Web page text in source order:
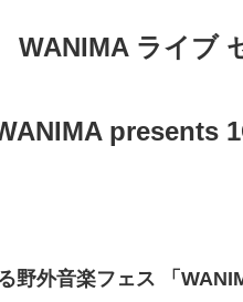
WANIMA ライブ
WANIMA presents
野外音楽フェス 「